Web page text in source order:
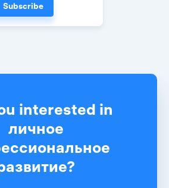
Subscribe
interested in
личное